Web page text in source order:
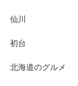
仙川
初台
北海道のグルメ